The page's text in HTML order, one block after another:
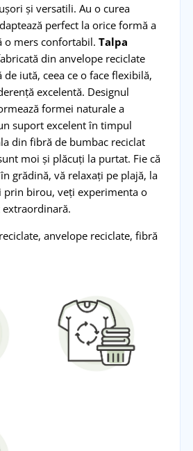
și versatili. Au o curea
perfect la orice formă a
o mers confortabil. Talpa
din anvelope reciclate
iută, ceea ce o face flexibilă,
excelentă. Designul
formei naturale a
suport excelent în timpul
din fibră de bumbac reciclat
moi și plăcuți la purtat. Fie că
grădină, vă relaxați pe plajă, la
prin birou, veți experimenta o
anvelope reciclate, fibră